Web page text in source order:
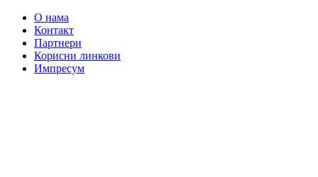
О нама
Контакт
Партнери
Корисни линкови
Импресум